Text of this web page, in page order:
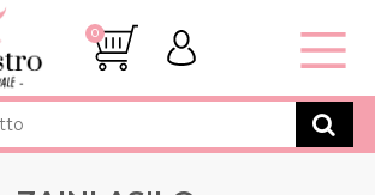
0